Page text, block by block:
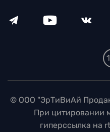
© ООО "ЭрТиВиАй
При цитировании
гиперссылка на